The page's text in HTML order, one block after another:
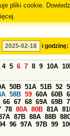
pliki cookie.
i godzinę:
4 5 6 7 8 9 10A
50B 51A 51B 52
58B 59 60A 60B
66 67 68 69A 69B
78 80A 80B 81A
87B 88A 88B
96 97A 97B 99